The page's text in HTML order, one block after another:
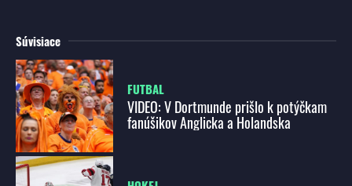
Súvisiace
FUTBAL
VIDEO: V Dortmunde prišlo k potýčkam
fanúšikov Anglicka a Holandska